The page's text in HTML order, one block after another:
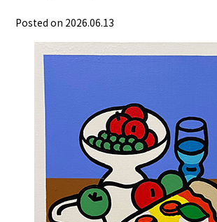
Posted on 2026.06.13